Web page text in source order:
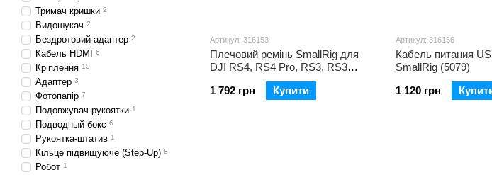
Артикул: 316153
Плечовий ремінь SmallRig для
DJI RS4, RS4 Pro, RS3, RS3
Pro та RS2 (4118B)
1 792 грн
Купити
Артикул: 316156
Кабель питания
SmallRig (5079)
1 120 грн
Тримач кришки 2
Видошукач 2
Бездротовий адаптер 2
Кабель HDMI 6
Кріплення 10
Адаптер 3
Фотопапір 7
Подовжувач рукоятки 1
Подводный бокс 6
Рукоятка-штатив 1
Кільце підвищуюче (Step-Up) 8
Робот 1